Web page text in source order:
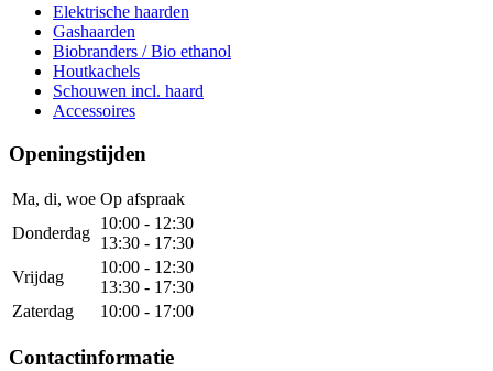
Elektrische haarden
Gashaarden
Biobranders / Bio ethanol
Houtkachels
Schouwen incl. haard
Accessoires
Openingstijden
Ma, di, woe Op afspraak
Donderdag
10:00 - 12:30
13:30 - 17:30
Vrijdag
10:00 - 12:30
13:30 - 17:30
Zaterdag
10:00 - 17:00
Contactinformatie